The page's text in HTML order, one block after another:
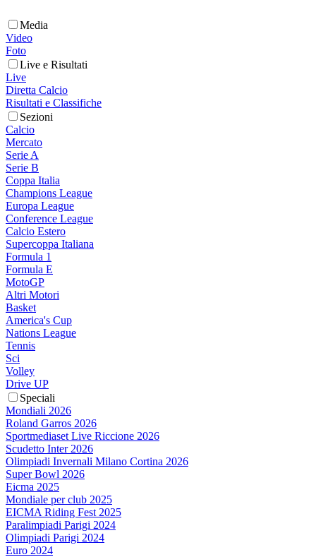
Media
Video
Foto
Live e Risultati
Live
Diretta Calcio
Risultati e Classifiche
Sezioni
Calcio
Mercato
Serie A
Serie B
Coppa Italia
Champions League
Europa League
Conference League
Calcio Estero
Supercoppa Italiana
Formula 1
Formula E
MotoGP
Altri Motori
Basket
America's Cup
Nations League
Tennis
Sci
Volley
Drive UP
Speciali
Mondiali 2026
Roland Garros 2026
Sportmediaset Live Riccione 2026
Scudetto Inter 2026
Olimpiadi Invernali Milano Cortina 2026
Super Bowl 2026
Eicma 2025
Mondiale per club 2025
EICMA Riding Fest 2025
Paralimpiadi Parigi 2024
Olimpiadi Parigi 2024
Euro 2024